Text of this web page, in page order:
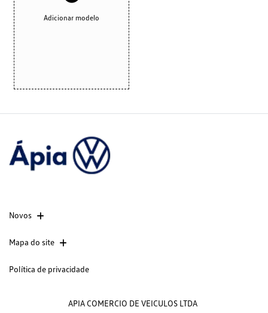
Adicionar modelo
Novos
Mapa do site
Política de privacidade
APIA COMERCIO DE VEICULOS LTDA